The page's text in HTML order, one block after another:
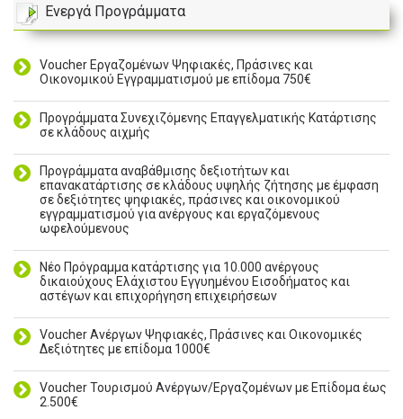
Ενεργά Προγράμματα
Voucher Εργαζομένων Ψηφιακές, Πράσινες και
Οικονομικού Εγγραμματισμού με επίδομα 750€
Προγράμματα Συνεχιζόμενης Επαγγελματικής Κατάρτισης
σε κλάδους αιχμής
Προγράμματα αναβάθμισης δεξιοτήτων και
επανακατάρτισης σε κλάδους υψηλής ζήτησης με έμφαση
σε δεξιότητες ψηφιακές, πράσινες και οικονομικού
εγγραμματισμού για ανέργους και εργαζόμενους
ωφελούμενους
Νέο Πρόγραμμα κατάρτισης για 10.000 ανέργους
δικαιούχους Ελάχιστου Εγγυημένου Εισοδήματος και
αστέγων και επιχορήγηση επιχειρήσεων
Voucher Ανέργων Ψηφιακές, Πράσινες και Οικονομικές
Δεξιότητες με επίδομα 1000€
Voucher Τουρισμού Ανέργων/Εργαζομένων με Επίδομα έως
2.500€